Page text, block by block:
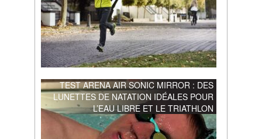
TEST ARENA AIR SONIC MIRROR : DES
LUNETTES DE NATATION IDÉALES POUR
L’EAU LIBRE ET LE TRIATHLON